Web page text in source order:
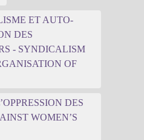
ET AUTO-
DES
- SYNDICALISM
OF
DES
WOMEN’S